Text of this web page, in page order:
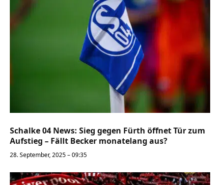
Schalke 04 News: Sieg gegen Fürth öffnet Tür zum
Aufstieg – Fällt Becker monatelang aus?
28. September, 2025 – 09:35